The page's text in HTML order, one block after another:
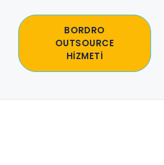
BORDRO
OUTSOURCE
HİZMETİ